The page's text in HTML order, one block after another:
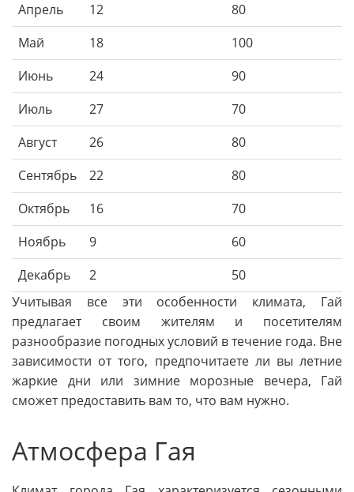
Апрель
12
80
Май
18
100
Июнь
24
90
Июль
27
70
Август
26
80
Сентябрь
22
80
Октябрь
16
70
Ноябрь
9
60
Декабрь
2
50
Учитывая все эти особенности климата, Гай
предлагает своим жителям и посетителям
разнообразие погодных условий в течение года. Вне
зависимости от того, предпочитаете ли вы летние
жаркие дни или зимние морозные вечера, Гай
сможет предоставить вам то, что вам нужно.
Атмосфера Гая